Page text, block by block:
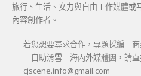
旅行、生活、女力與自由工作媒體或
內容創作者。
若您想要尋求合作，專題採編｜
｜自助滑雪｜海內外媒體團，請
cjscene.info@gmail.com